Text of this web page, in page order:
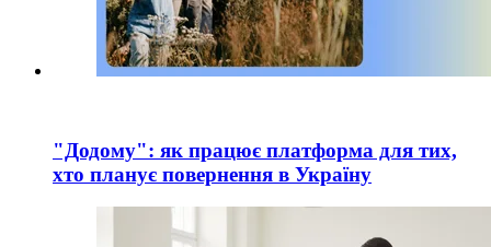
"Додому": як працює платформа для тих,
хто планує повернення в Україну